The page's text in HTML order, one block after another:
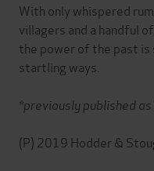
With only whispered
villagers and a handful
the power of the past
startling ways.
*previously published